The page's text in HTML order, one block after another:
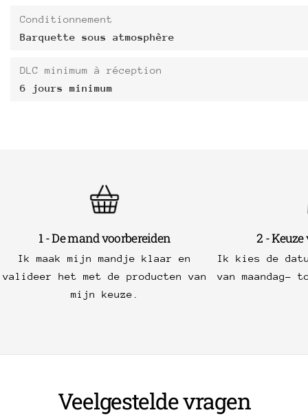
Conditionnement
Barquette sous atmosphère
DLC minimum à réception
6 jours minimum
1 - De mand voorbereiden
Ik maak mijn mandje klaar en
valideer het met de producten van
mijn keuze.
2 -
Ik kies de
van maandag-
Veelgestelde vragen